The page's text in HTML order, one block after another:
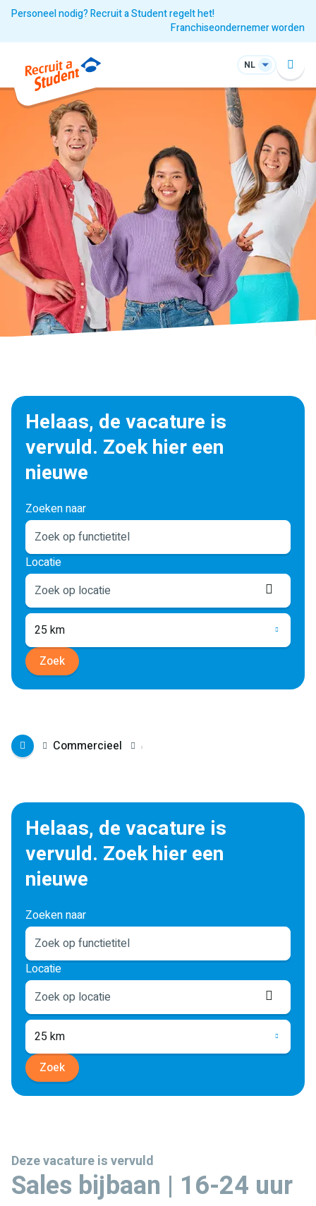
Personeel nodig? Recruit a Student regelt het!
Franchiseondernemer worden
NL
Helaas, de vacature is
vervuld. Zoek hier een
nieuwe
Zoeken naar
Locatie
25 km
Zoek
Commercieel
Helaas, de vacature is
vervuld. Zoek hier een
nieuwe
Zoeken naar
Locatie
25 km
Zoek
Deze vacature is vervuld
Sales bijbaan | 16-24 uur